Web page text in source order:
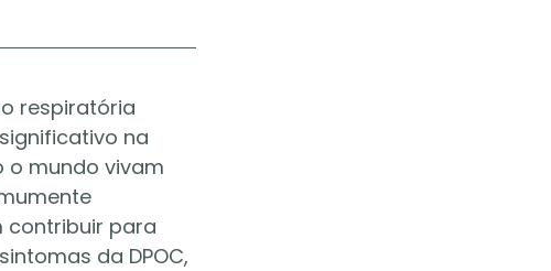
respiratória
na
o mundo vivam
para
da DPOC,